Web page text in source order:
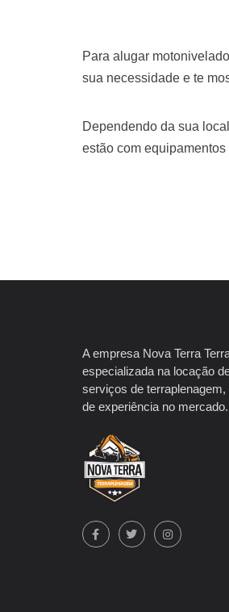
Para alugar
sua necessidade e te
Dependendo da sua
estão com
A empresa Nova Terra
especializada na locação
serviços de
de experiência no mercado.